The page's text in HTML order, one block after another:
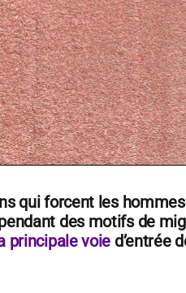
qui forcent les
des motifs de
principale voie d’entrée